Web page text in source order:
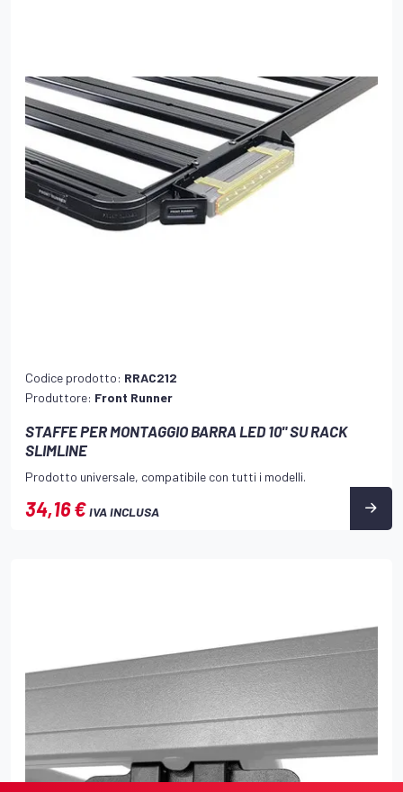
Codice prodotto: RRAC212
Produttore: Front Runner
STAFFE PER MONTAGGIO BARRA LED 10" SU RACK
SLIMLINE
Prodotto universale, compatibile con tutti i modelli.
34,16 €IVA INCLUSA